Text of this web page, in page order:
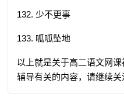
132. 少不更事
133. 呱呱坠地
以上就是关于高二语文网
辅导有关的内容，请继续关